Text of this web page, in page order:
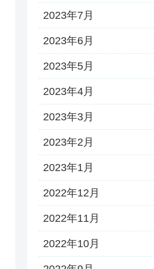
2023年7月
2023年6月
2023年5月
2023年4月
2023年3月
2023年2月
2023年1月
2022年12月
2022年11月
2022年10月